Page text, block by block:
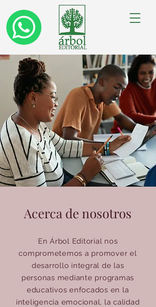
Acerca de nosotros
En Árbol Editorial nos
comprometemos a promover el
desarrollo integral de las
personas mediante programas
educativos enfocados en la
inteligencia emocional, la calidad